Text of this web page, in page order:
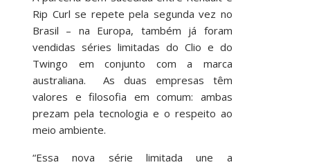
Rip Curl se repete pela segunda vez no
Brasil – na Europa, também já foram
vendidas séries limitadas do Clio e do
Twingo em conjunto com a marca
australiana. As duas empresas têm
valores e filosofia em comum: ambas
prezam pela tecnologia e o respeito ao
meio ambiente.
“Essa nova série limitada une a